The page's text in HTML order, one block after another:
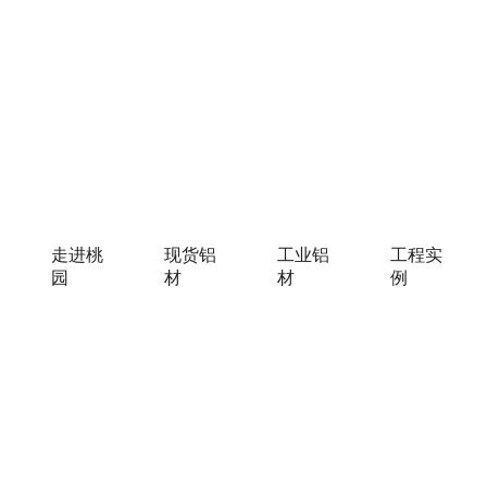
走进桃
园
现货铝
材
工业铝
材
工程实
例